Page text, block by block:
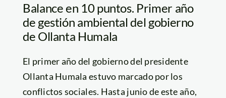
Balance en 10 puntos. Primer año
de gestión ambiental del gobierno
de Ollanta Humala
El primer año del gobierno del presidente
Ollanta Humala estuvo marcado por los
conflictos sociales. Hasta junio de este año,